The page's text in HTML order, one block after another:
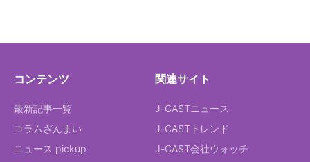
コンテンツ
最新記事一覧
コラムざんまい
ニュース pickup
関連サイト
J-CASTニュース
J-CASTトレンド
J-CAST会社ウォッチ